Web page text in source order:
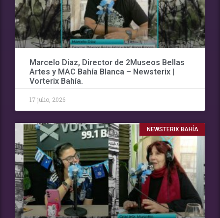
Marcelo Diaz, Director de 2Museos Bellas
Artes y MAC Bahía Blanca – Newsterix |
Vorterix Bahía.
17 julio, 2026
NEWSTERIX BAHÍA